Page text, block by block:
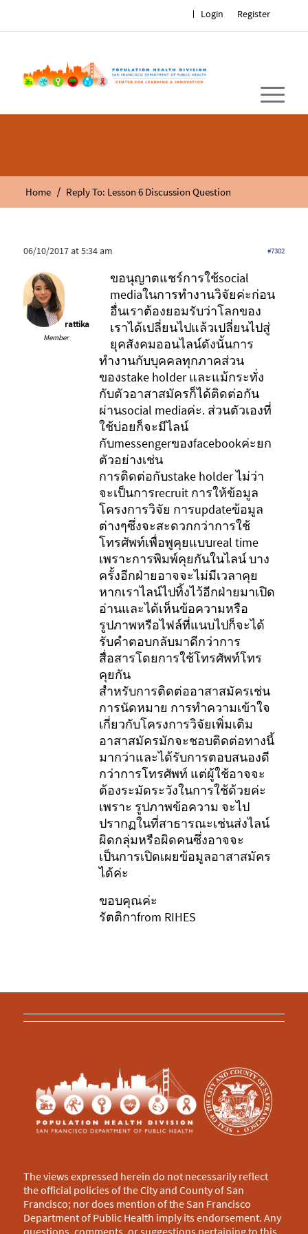
Register
Login
Home / Reply To: Lesson 6 Discussion Question
06/10/2017 at 5:34 am #7302
rattika
Member
ขอนุญาตแชร์การใช้social
mediaในการทำงานวิจัยค่ะก่อน
อื่นเราต้องยอมรับว่าโลกของ
เราได้เปลี่ยนไปแล้วเปลี่ยนไปสู่
ยุคสังคมออนไลน์ดังนั้นการ
ทำงานกับบุคคลทุกภาคส่วน
ของstake holder และแม้กระทั่ง
กับตัวอาสาสมัครก็ได้ติดต่อกัน
ผ่านsocial mediaค่ะ. ส่วนตัวเองที่
ใช้บ่อยก็จะมีไลน์
กับmessengerของfacebookค่ะยก
ตัวอย่างเช่น
การติดต่อกับstake holder ไม่ว่า
จะเป็นการrecruit การให้ข้อมูล
โครงการวิจัย การupdateข้อมูล
ต่างๆซึ่งจะสะดวกกว่าการใช้
โทรศัพท์เพื่อพูคุยแบบreal time
เพราะการพิมพ์คุยกันในไลน์ บาง
ครั้งอีกฝ่ายอาจจะไม่มีเวลาคุย
หากเราไลน์ไปทิ้งไว้อีกฝ่ายมาเปิด
อ่านและได้เห็นข้อความหรือ
รูปภาพหรือไฟล์ที่แนบไปก็จะได้
รับคำตอบกลับมาดีกว่าการ
สื่อสารโดยการใช้โทรศัพท์โทร
คุยกัน
สำหรับการติดต่ออาสาสมัครเช่น
การนัดหมาย การทำความเข้าใจ
เกี่ยวกับโครงการวิจัยเพิ่มเติม
อาสาสมัครมักจะชอบติดต่อทางนี้
มากว่าและได้รับการตอบสนองดี
กว่าการโทรศัพท์ แต่ผู้ใช้อาจจะ
ต้องระมัดระวังในการใช้ด้วยค่ะ
เพราะ รูปภาพข้อความ จะไป
ปรากฏในที่สาธารณะเช่นส่งไลน์
ผิดกลุ่มหรือผิดคนซึ่งอาจจะ
เป็นการเปิดเผยข้อมูลอาสาสมัคร
ได้ค่ะ
ขอบคุณค่ะ
รัตติกาfrom RIHES
The views expressed herein do not necessarily reflect
the official policies of the City and County of San
Francisco; nor does mention of the San Francisco
Department of Public Health imply its endorsement. Any